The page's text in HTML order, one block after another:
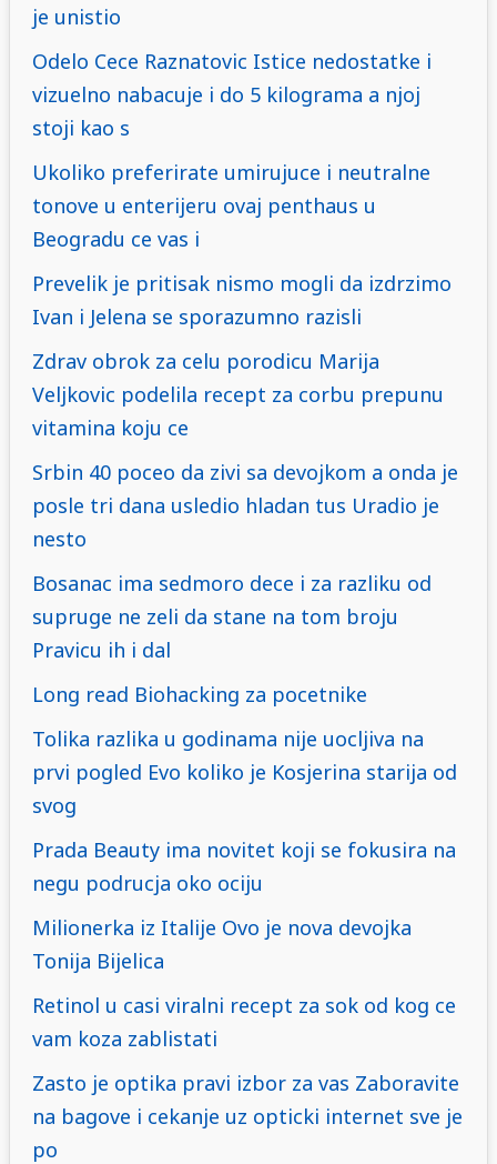
je unistio
Odelo Cece Raznatovic Istice nedostatke i
vizuelno nabacuje i do 5 kilograma a njoj
stoji kao s
Ukoliko preferirate umirujuce i neutralne
tonove u enterijeru ovaj penthaus u
Beogradu ce vas i
Prevelik je pritisak nismo mogli da izdrzimo
Ivan i Jelena se sporazumno razisli
Zdrav obrok za celu porodicu Marija
Veljkovic podelila recept za corbu prepunu
vitamina koju ce
Srbin 40 poceo da zivi sa devojkom a onda je
posle tri dana usledio hladan tus Uradio je
nesto
Bosanac ima sedmoro dece i za razliku od
supruge ne zeli da stane na tom broju
Pravicu ih i dal
Long read Biohacking za pocetnike
Tolika razlika u godinama nije uocljiva na
prvi pogled Evo koliko je Kosjerina starija od
svog
Prada Beauty ima novitet koji se fokusira na
negu podrucja oko ociju
Milionerka iz Italije Ovo je nova devojka
Tonija Bijelica
Retinol u casi viralni recept za sok od kog ce
vam koza zablistati
Zasto je optika pravi izbor za vas Zaboravite
na bagove i cekanje uz opticki internet sve je
po